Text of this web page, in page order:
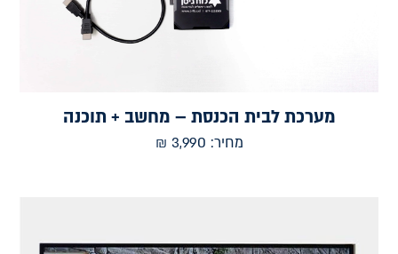
מערכת לבית הכנסת – מחשב + תוכנה
מחיר: 3,990
₪